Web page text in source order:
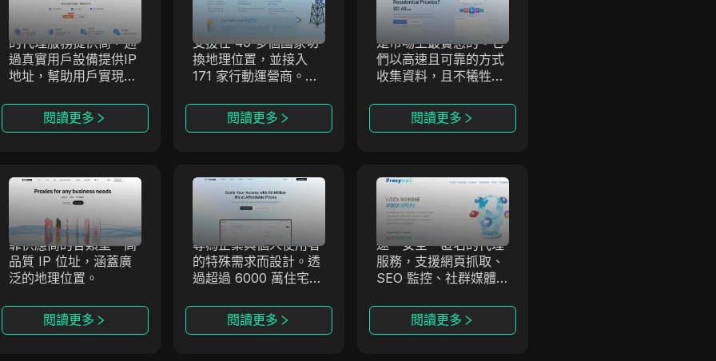
IPWO 提供全球住宅代
理IP服務，是全球領先
的代理服務提供商，通
過真實用戶設備提供IP
地址，幫助用戶實現更
其高質量的IP資源適應
各種在線需求，幫助用
市場研究中。
閱讀更多
MobileProxySpace
MobileProxy.Space
是一項移動代理服務，
支援在 40 多個國家切
換地理位置，並接入
171 家行動運營商。我
無限流量，協助您安全
完成 SMM、聯盟行
閱讀更多
Evomi
Evomi 每 GB 僅需
0.49 美元的住宅代理
是市場上最實惠的。它
們以高速且可靠的方式
收集資料，且不犧牲品
抓取與無阻礙的資料分
析，不受封鎖與驗證碼
閱讀更多
SX.ORG
SX.ORG
SX.ORG 是一個全新的
代理市場，提供來自可
靠供應商的各類型、高
品質 IP 位址，涵蓋廣
泛的地理位置。
閱讀更多
Thordata
Thordata
Thordata 提供先進且
合乎道德的代理網絡，
專為企業與個人使用者
的特殊需求而設計。透
過超過 6000 萬住宅
您無縫存取全球公開資
閱讀更多
ProxyTrail
ProxyTrail
ProxyTrail 是值得信賴
的代理供應商，提供高
速、安全、匿名的代理
服務，支援網頁抓取、
SEO 監控、社群媒體
有遍佈 100 多國的龐大
IP 池，確保企業與個人
閱讀更多